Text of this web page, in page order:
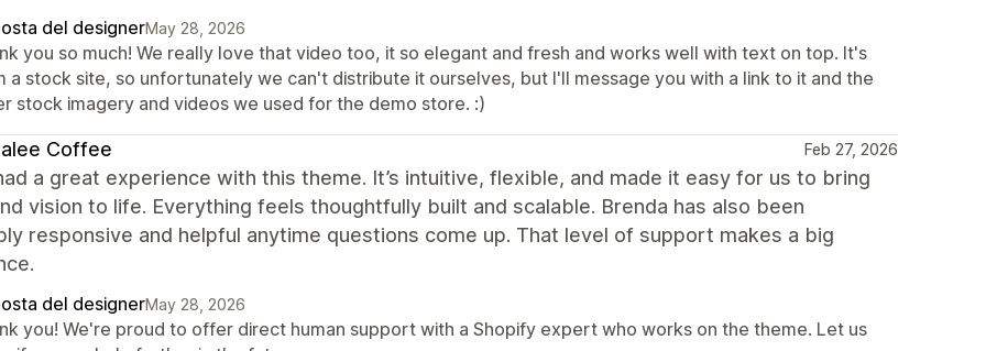
del designerMay 28, 2026
you so much! We really love that video too, it so elegant and fresh and works well with text on top. It's
a stock site, so unfortunately we can't distribute it ourselves, but I'll message you with a link to it and the
stock imagery and videos we used for the demo store. :)
Coffee Feb 27, 2026
a great experience with this theme. It’s intuitive, flexible, and made it easy for us to bring
vision to life. Everything feels thoughtfully built and scalable. Brenda has also been
responsive and helpful anytime questions come up. That level of support makes a big
del designerMay 28, 2026
you! We're proud to offer direct human support with a Shopify expert who works on the theme. Let us